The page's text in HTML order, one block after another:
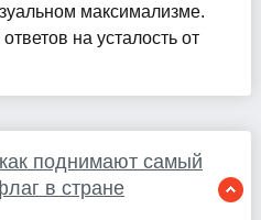
максимализме.
на усталость от
поднимают самый
в стране